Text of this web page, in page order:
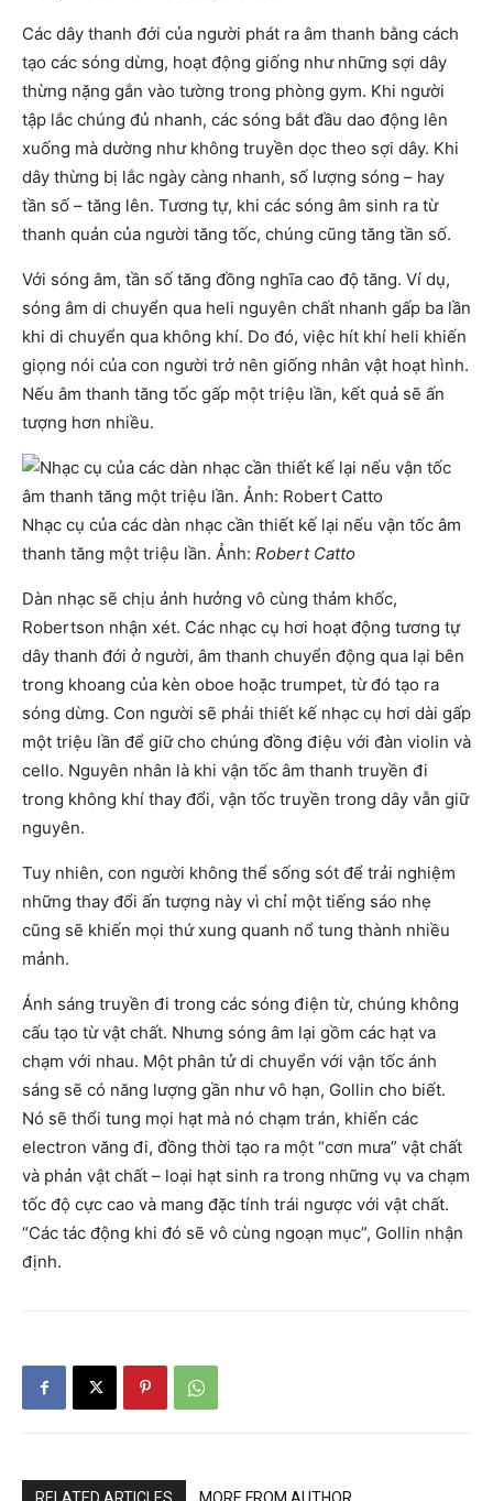
Các dây thanh đới của người phát ra âm thanh bằng cách
tạo các sóng dừng, hoạt động giống như những sợi dây
thừng nặng gắn vào tường trong phòng gym. Khi người
tập lắc chúng đủ nhanh, các sóng bắt đầu dao động lên
xuống mà dường như không truyền dọc theo sợi dây. Khi
dây thừng bị lắc ngày càng nhanh, số lượng sóng – hay
tần số – tăng lên. Tương tự, khi các sóng âm sinh ra từ
thanh quản của người tăng tốc, chúng cũng tăng tần số.
Với sóng âm, tần số tăng đồng nghĩa cao độ tăng. Ví dụ,
sóng âm di chuyển qua heli nguyên chất nhanh gấp ba lần
khi di chuyển qua không khí. Do đó, việc hít khí heli khiến
giọng nói của con người trở nên giống nhân vật hoạt hình.
Nếu âm thanh tăng tốc gấp một triệu lần, kết quả sẽ ấn
tượng hơn nhiều.
Nhạc cụ của các dàn nhạc cần thiết kế lại nếu vận tốc âm
thanh tăng một triệu lần. Ảnh: Robert Catto
Dàn nhạc sẽ chịu ảnh hưởng vô cùng thảm khốc,
Robertson nhận xét. Các nhạc cụ hơi hoạt động tương tự
dây thanh đới ở người, âm thanh chuyển động qua lại bên
trong khoang của kèn oboe hoặc trumpet, từ đó tạo ra
sóng dừng. Con người sẽ phải thiết kế nhạc cụ hơi dài gấp
một triệu lần để giữ cho chúng đồng điệu với đàn violin và
cello. Nguyên nhân là khi vận tốc âm thanh truyền đi
trong không khí thay đổi, vận tốc truyền trong dây vẫn giữ
nguyên.
Tuy nhiên, con người không thể sống sót để trải nghiệm
những thay đổi ấn tượng này vì chỉ một tiếng sáo nhẹ
cũng sẽ khiến mọi thứ xung quanh nổ tung thành nhiều
mảnh.
Ánh sáng truyền đi trong các sóng điện từ, chúng không
cấu tạo từ vật chất. Nhưng sóng âm lại gồm các hạt va
chạm với nhau. Một phân tử di chuyển với vận tốc ánh
sáng sẽ có năng lượng gần như vô hạn, Gollin cho biết.
Nó sẽ thổi tung mọi hạt mà nó chạm trán, khiến các
electron văng đi, đồng thời tạo ra một “cơn mưa” vật chất
và phản vật chất – loại hạt sinh ra trong những vụ va chạm
tốc độ cực cao và mang đặc tính trái ngược với vật chất.
“Các tác động khi đó sẽ vô cùng ngoạn mục”, Gollin nhận
định.